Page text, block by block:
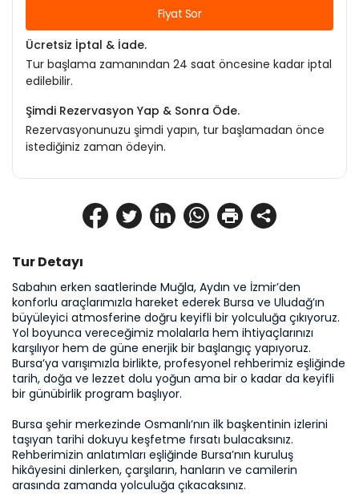
Tur Detayı
Sabahın erken saatlerinde Muğla, Aydın ve İzmir’den
konforlu araçlarımızla hareket ederek Bursa ve Uludağ’ın
büyüleyici atmosferine doğru keyifli bir yolculuğa çıkıyoruz.
Yol boyunca vereceğimiz molalarla hem ihtiyaçlarınızı
karşılıyor hem de güne enerjik bir başlangıç yapıyoruz.
Bursa’ya varışımızla birlikte, profesyonel rehberimiz eşliğinde
tarih, doğa ve lezzet dolu yoğun ama bir o kadar da keyifli
bir günübirlik program başlıyor.
Bursa şehir merkezinde Osmanlı’nın ilk başkentinin izlerini
taşıyan tarihi dokuyu keşfetme fırsatı bulacaksınız.
Rehberimizin anlatımları eşliğinde Bursa’nın kuruluş
hikâyesini dinlerken, çarşıların, hanların ve camilerin
arasında zamanda yolculuğa çıkacaksınız.
Fiyat Sor
Ücretsiz İptal & İade.
Tur başlama zamanından 24 saat öncesine kadar iptal
edilebilir.
Şimdi Rezervasyon Yap & Sonra Öde.
Rezervasyonunuzu şimdi yapın, tur başlamadan önce
istediğiniz zaman ödeyin.